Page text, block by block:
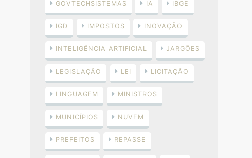
GOVTECHSISTEMAS IA IBGE
IGD IMPOSTOS INOVAÇÃO
INTELIGÊNCIA ARTIFICIAL JARGÕES
LEGISLAÇÃO LEI LICITAÇÃO
LINGUAGEM MINISTROS
MUNICÍPIOS NUVEM
PREFEITOS REPASSE